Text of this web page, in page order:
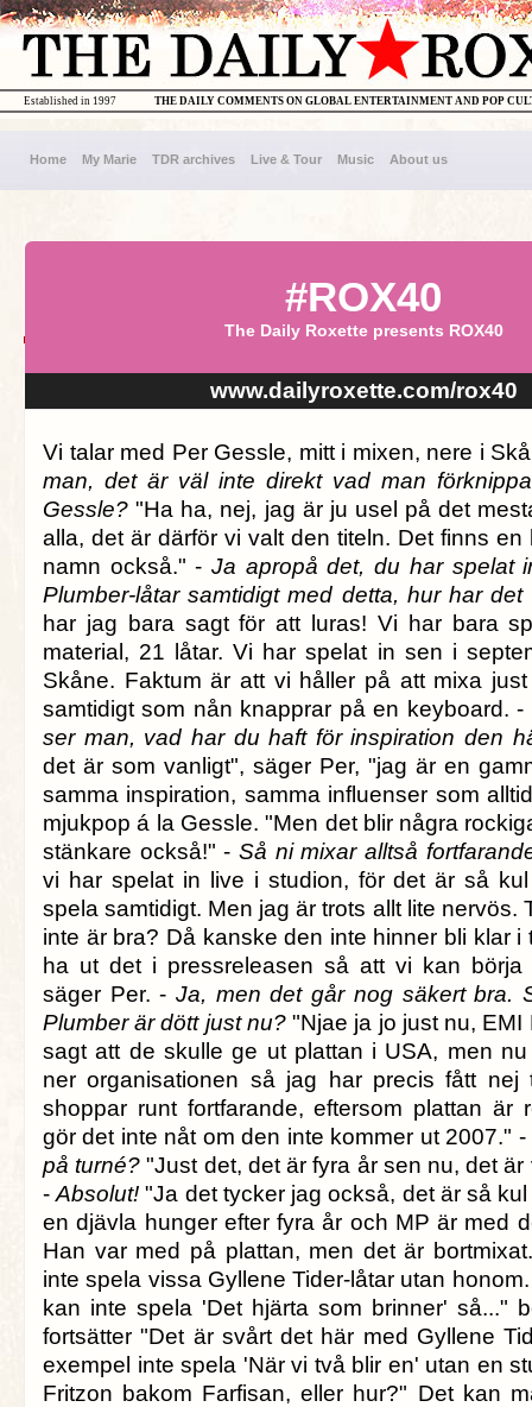
THE DAILY COMMENTS ON GLOBAL ENTERTAINMENT AND POP
Established in 1997
Home My Marie TDR archives Live & Tour Music About us
#ROX40
The Daily Roxette presents ROX40
www.dailyroxette.com/rox40
Vi talar med Per Gessle, mitt i mixen, nere i
man, det är väl inte direkt vad man
Gessle? "Ha ha, nej, jag är ju usel på det
alla, det är därför vi valt den titeln. Det finns en
namn också." -Ja apropå det, du har spelat
Plumber-låtar samtidigt med detta, hur har det
har jag bara sagt för att luras! Vi har bara
material, 21 låtar. Vi har spelat in sen i
Skåne. Faktum är att vi håller på att mixa
samtidigt som nån knapprar på en keyboard. -
ser man, vad har du haft för inspiration den
det är som vanligt", säger Per, "jag är en
samma inspiration, samma influenser som
mjukpop á la Gessle. "Men det blir några
stänkare också!" - Så ni mixar alltså
vi har spelat in live i studion, för det är så
spela samtidigt. Men jag är trots allt lite nervös.
inte är bra? Då kanske den inte hinner bli klar i
ha ut det i pressreleasen så att vi kan börja
säger Per. -Ja, men det går nog säkert bra.
Plumber är dött just nu?"Njae ja jo just nu, EMI
sagt att de skulle ge ut plattan i USA, men
ner organisationen så jag har precis fått nej
shoppar runt fortfarande, eftersom plattan är
gör det inte nåt om den inte kommer ut 2007." -
på turné? "Just det, det är fyra år sen nu, det
-Absolut! "Ja det tycker jag också, det är så
en djävla hunger efter fyra år och MP är med
Han var med på plattan, men det är
inte spela vissa Gyllene Tider-låtar utan
kan inte spela 'Det hjärta som brinner' så..."
fortsätter "Det är svårt det här med Gyllene
exempel inte spela 'När vi två blir en' utan en
Fritzon bakom Farfisan, eller hur?" Det kan